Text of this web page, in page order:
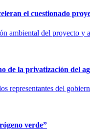
el cuestionado
ambiental del proyecto y
de la privatización del
representantes del
verde”